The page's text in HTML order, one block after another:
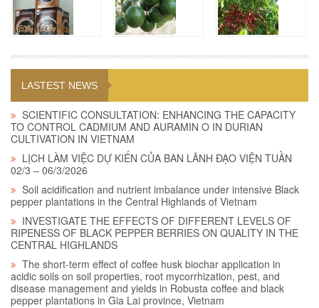
LASTEST NEWS
SCIENTIFIC CONSULTATION: ENHANCING THE CAPACITY
TO CONTROL CADMIUM AND AURAMIN O IN DURIAN
CULTIVATION IN VIETNAM
LỊCH LÀM VIỆC DỰ KIẾN CỦA BAN LÃNH ĐẠO VIỆN TUẦN
02/3 – 06/3/2026
Soil acidification and nutrient imbalance under intensive Black
pepper plantations in the Central Highlands of Vietnam
INVESTIGATE THE EFFECTS OF DIFFERENT LEVELS OF
RIPENESS OF BLACK PEPPER BERRIES ON QUALITY IN THE
CENTRAL HIGHLANDS
The short-term effect of coffee husk biochar application in
acidic soils on soil properties, root mycorrhization, pest, and
disease management and yields in Robusta coffee and black
pepper plantations in Gia Lai province, Vietnam